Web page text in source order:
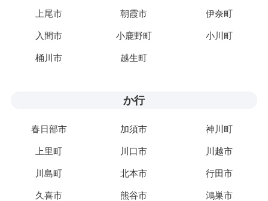
上尾市 朝霞市 伊奈町
入間市 小鹿野町 小川町
桶川市 越生町
か行
春日部市 加須市 神川町
上里町 川口市 川越市
川島町 北本市 行田市
久喜市 熊谷市 鴻巣市